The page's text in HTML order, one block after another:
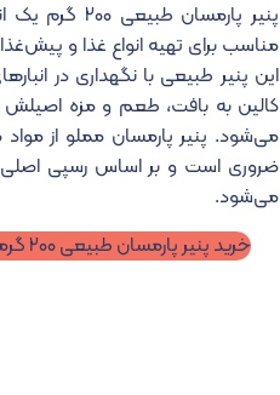
پنیر پارمسان طبیعی
مناسب برای تهیه انواع غذا و
این پنیر طبیعی با نگهداری در
کالین به بافت، طعم و مزه اصیلش
می‌شود. پنیر پارمسان مملو از
ضروری است و بر اساس رسپی اصلی
می‌شود.
خرید پنیر پارمسان طبیعی ۲۰۰ گرمی